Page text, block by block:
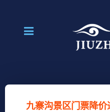
九寨沟景区门票降价